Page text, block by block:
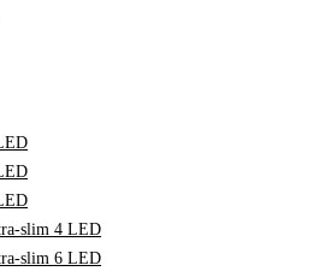
slim 4 LED
slim 6 LED